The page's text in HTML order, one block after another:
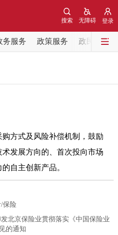
登录
无障碍
搜索
务服务 政策服务 政民互动
构职能
策解读
题公开
方式及风险补偿机制，鼓励
发展方向的、首次投向市场
自主创新产品。
保险
北京保险业贯彻落实《中国保险业
的通知